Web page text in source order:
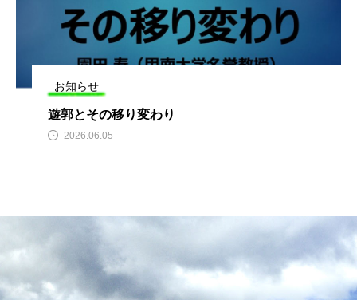
お知らせ
遊郭とその移り変わり
2026.06.05